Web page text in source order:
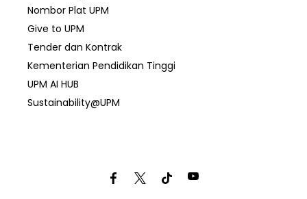
Nombor Plat UPM
Give to UPM
Tender dan Kontrak
Kementerian Pendidikan Tinggi
UPM AI HUB
Sustainability@UPM